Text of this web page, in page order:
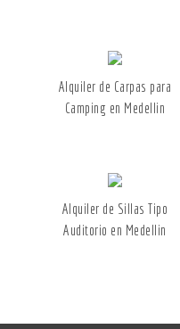
Alquiler de Carpas para
Camping en Medellin
Alquiler de Sillas Tipo
Auditorio en Medellin